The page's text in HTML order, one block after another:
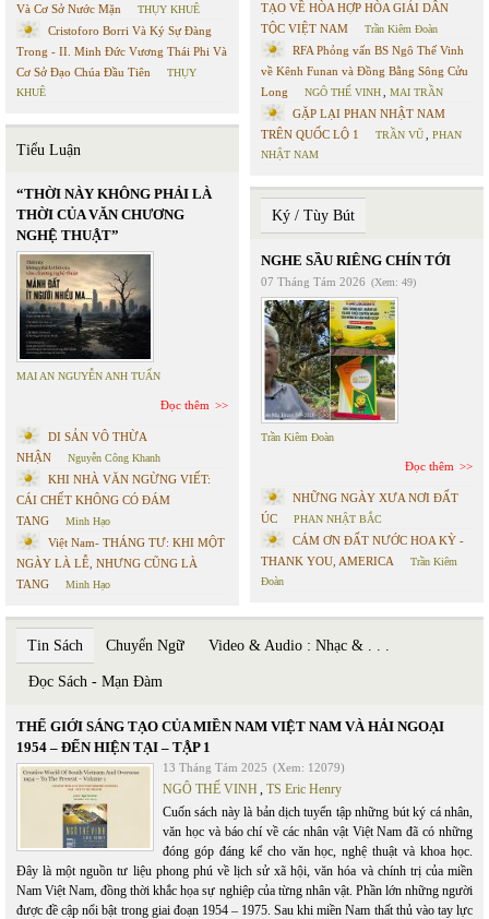
Và Cơ Sở Nước Mặn
THỤY KHUÊ
Cristoforo Borri Và Ký Sự Đàng
Trong - II. Minh Đức Vương Thái Phi Và
Cơ Sở Đạo Chúa Đầu Tiên
THỤY
KHUÊ
Tiểu Luận
“THỜI NÀY KHÔNG PHẢI LÀ
THỜI CỦA VĂN CHƯƠNG
NGHỆ THUẬT”
MAI AN NGUYỄN ANH TUẤN
Đọc thêm
DI SẢN VÔ THỪA
NHẬN
Nguyễn Công Khanh
KHI NHÀ VĂN NGỪNG VIẾT:
CÁI CHẾT KHÔNG CÓ ĐÁM
TANG
Minh Hạo
Việt Nam- THÁNG TƯ: KHI MỘT
NGÀY LÀ LỄ, NHƯNG CŨNG LÀ
TANG
Minh Hạo
TẠO VỀ HÒA HỢP HÒA GIẢI DÂN
TỘC VIỆT NAM
Trần Kiêm Đoàn
RFA Phỏng vấn BS Ngô Thế Vinh
về Kênh Funan và Đồng Bằng Sông Cửu
Long
NGÔ THẾ VINH MAI TRẦN
GẶP LẠI PHAN NHẬT NAM
TRÊN QUỐC LỘ 1
TRẦN VŨ
PHAN
NHẬT NAM
Ký / Tùy Bút
NGHE SẦU RIÊNG CHÍN TỚI
07 Tháng Tám 2026 (Xem: 49)
Trần Kiêm Đoàn
Đọc thêm
NHỮNG NGÀY XƯA NƠI ĐẤT
ÚC
PHAN NHẬT BẮC
CÁM ƠN ĐẤT NƯỚC HOA KỲ -
THANK YOU, AMERICA
Trần Kiêm
Đoàn
Tin Sách Chuyển Ngữ Video & Audio : Nhạc & . . .
Đọc Sách - Mạn Đàm
THẾ GIỚI SÁNG TẠO CỦA MIỀN NAM VIỆT NAM VÀ HẢI NGOẠI
1954 – ĐẾN HIỆN TẠI – TẬP 1
13 Tháng Tám 2025 (Xem: 12079)
NGÔ THẾ VINH, TS Eric Henry
Cuốn sách này là bản dịch tuyển tập những bút ký cá nhân,
văn học và báo chí về các nhân vật Việt Nam đã có những
đóng góp đáng kể cho văn học, nghệ thuật và khoa học.
Đây là một nguồn tư liệu phong phú về lịch sử xã hội, văn hóa và chính trị của miền
Nam Việt Nam, đồng thời khắc họa sự nghiệp của từng nhân vật. Phần lớn những người
được đề cập nổi bật trong giai đoạn 1954 – 1975. Sau khi miền Nam thất thủ vào tay lực